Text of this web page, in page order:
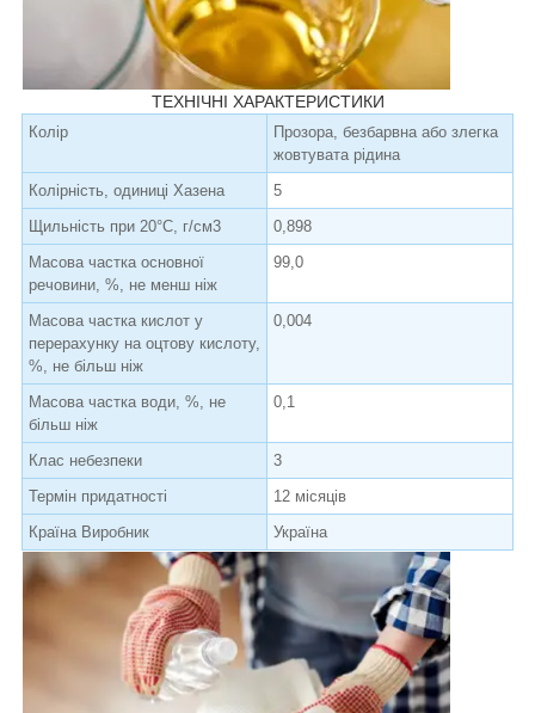
ТЕХНІЧНІ ХАРАКТЕРИСТИКИ
Колір
Прозора, безбарвна або злегка
жовтувата рідина
Колірність, одиниці Хазена
5
Щильність при 20°С, г/см3
0,898
Масова частка основної
речовини, %, не менш ніж
99,0
Масова частка кислот у
перерахунку на оцтову кислоту,
%, не більш ніж
0,004
Масова частка води, %, не
більш ніж
0,1
Клас небезпеки
3
Термін придатності
12 місяців
Країна Виробник
Україна